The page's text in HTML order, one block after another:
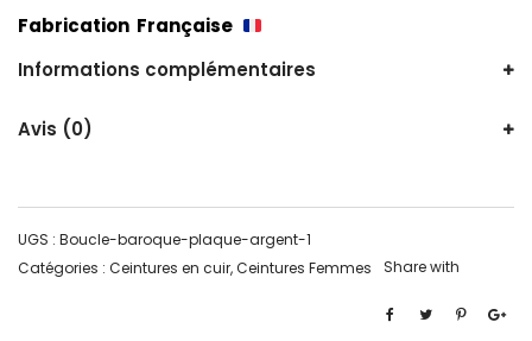
Fabrication Française
Informations complémentaires
Avis (0)
UGS : Boucle-baroque-plaque-argent-1
Catégories : Ceintures en cuir,Ceintures Femmes Share with